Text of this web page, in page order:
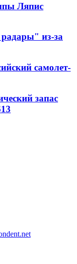
Ляпис
из-за
самолет-
запас